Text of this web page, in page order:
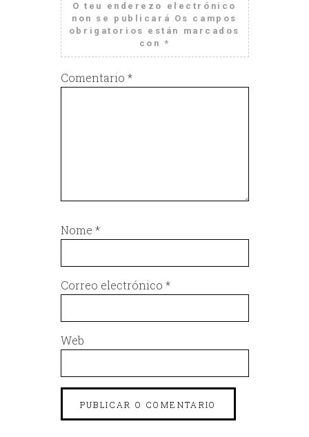
O teu enderezo electrónico
non se publicará Os campos
obrigatorios están marcados
con *
Comentario *
Nome *
Correo electrónico *
Web